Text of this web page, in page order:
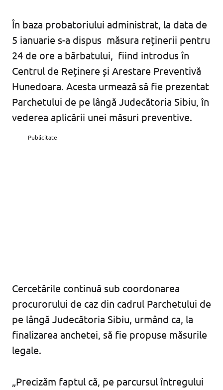
În baza probatoriului administrat, la data de
5 ianuarie s-a dispus măsura reținerii pentru
24 de ore a bărbatului, fiind introdus în
Centrul de Reținere și Arestare Preventivă
Hunedoara. Acesta urmează să fie prezentat
Parchetului de pe lângă Judecătoria Sibiu, în
vederea aplicării unei măsuri preventive.
Publicitate
Cercetările continuă sub coordonarea
procurorului de caz din cadrul Parchetului de
pe lângă Judecătoria Sibiu, urmând ca, la
finalizarea anchetei, să fie propuse măsurile
legale.
„Precizăm faptul că, pe parcursul întregului